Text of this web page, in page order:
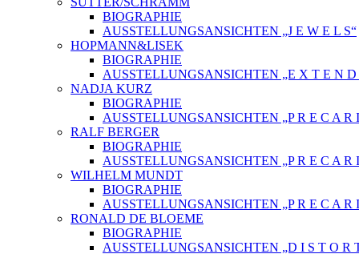
BIOGRAPHIE
AUSSTELLUNGSANSICHTEN „J E W E L S“
HOPMANN&LISEK
BIOGRAPHIE
AUSSTELLUNGSANSICHTEN „E X T E N D
NADJA KURZ
BIOGRAPHIE
AUSSTELLUNGSANSICHTEN „P R E C A R
RALF BERGER
BIOGRAPHIE
AUSSTELLUNGSANSICHTEN „P R E C A R
WILHELM MUNDT
BIOGRAPHIE
AUSSTELLUNGSANSICHTEN „P R E C A R
RONALD DE BLOEME
BIOGRAPHIE
AUSSTELLUNGSANSICHTEN „D I S T O R